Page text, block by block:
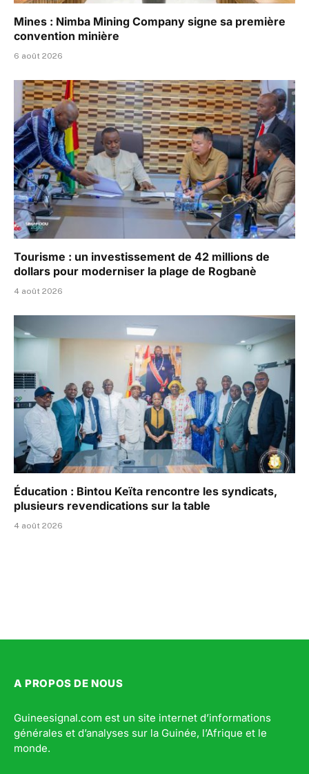
Mines : Nimba Mining Company signe sa première
convention minière
6 août 2026
Tourisme : un investissement de 42 millions de
dollars pour moderniser la plage de Rogbanè
4 août 2026
Éducation : Bintou Keïta rencontre les syndicats,
plusieurs revendications sur la table
4 août 2026
A PROPOS DE NOUS
Guineesignal.com est un site internet d’informations
générales et d’analyses sur la Guinée, l’Afrique et le
monde.